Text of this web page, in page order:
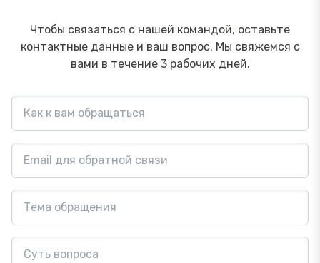
Чтобы связаться с нашей командой, оставьте
контактные данные и ваш вопрос. Мы свяжемся с
вами в течение 3 рабочих дней.